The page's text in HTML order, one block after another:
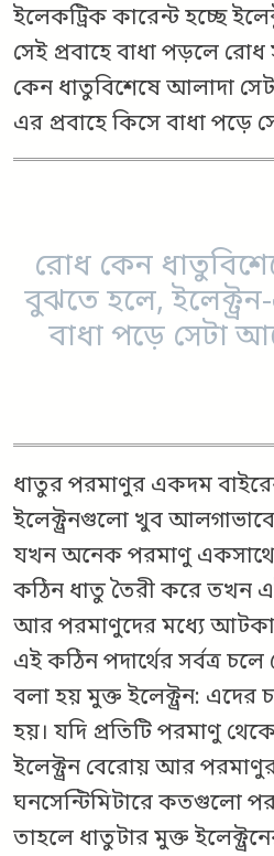
ইলেকট্রিক কারেন্ট হচ্ছে
সেই প্রবাহে বাধা পড়লে রোধ
কেন ধাতুবিশেষে আলাদা
এর প্রবাহে কিসে বাধা পড়ে
রোধ কেন
বুঝতে হলে,
বাধা পড়ে সেটা
ধাতুর পরমাণুর একদম
ইলেক্ট্রনগুলো খুব
যখন অনেক পরমাণু
কঠিন ধাতু তৈরী করে তখন
আর পরমাণুদের মধ্যে আটকা
এই কঠিন পদার্থের সর্বত্র
বলা হয় মুক্ত ইলেক্ট্রন: এদের
হয়। যদি প্রতিটি পরমাণু
ইলেক্ট্রন বেরোয় আর পরমাণুর
ঘনসেন্টিমিটারে কতগুলো
তাহলে ধাতুটার মুক্ত